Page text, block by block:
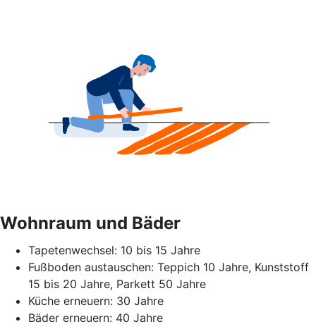
Wohnraum und Bäder
Tapetenwechsel: 10 bis 15 Jahre
Fußboden austauschen: Teppich 10 Jahre, Kunststoff
15 bis 20 Jahre, Parkett 50 Jahre
Küche erneuern: 30 Jahre
Bäder erneuern: 40 Jahre